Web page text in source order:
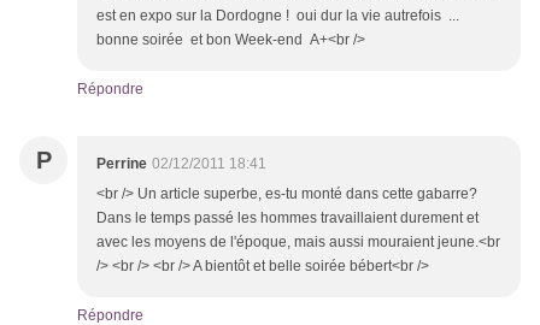
est en expo sur la Dordogne ! oui dur la vie autrefois ...
bonne soirée et bon Week-end A+<br />
Répondre
P Perrine 02/12/2011 18:41
<br /> Un article superbe, es-tu monté dans cette gabarre?
Dans le temps passé les hommes travaillaient durement et
avec les moyens de l'époque, mais aussi mouraient jeune.<br
/> <br /> <br /> A bientôt et belle soirée bébert<br />
Répondre